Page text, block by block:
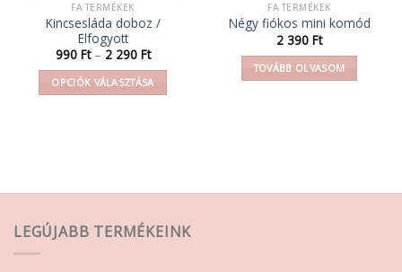
FA TERMÉKEK
Kincsesláda doboz /
Elfogyott
990 Ft – 2 290 FtÁrtartomány:
-
2
290 Ft
OPCIÓK VÁLASZTÁSA
van.
változatok
FA TERMÉKEK
Négy fiókos mini komód
2 390 Ft
TOVÁBB OLVASOM
LEGÚJABB TERMÉKEINK